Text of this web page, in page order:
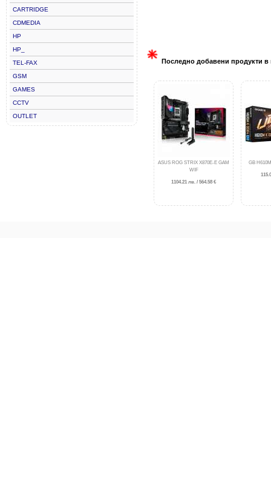
CARTRIDGE
CDMEDIA
HP
HP_
TEL-FAX
GSM
GAMES
CCTV
OUTLET
Последно добавени продукти в
ASUS ROG STRIX X870E-E GAM
WIF
1104.21 лв. / 564.58 €
GB